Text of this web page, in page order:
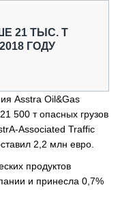
21 ТЫС. Т
ГОДУ
Asstra Oil&Gas
500 т опасных грузов
Associated Traffic
2,2 млн евро.
продуктов
и принесла 0,7%